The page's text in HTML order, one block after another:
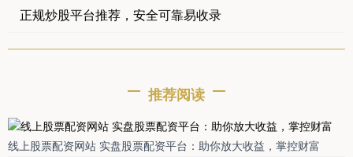
正规炒股平台推荐，安全可靠易收录
推荐阅读
线上股票配资网站 实盘股票配资平台：助你放大收益，掌控财富